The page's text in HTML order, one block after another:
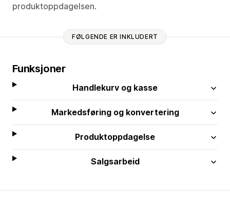
produktoppdagelsen.
FØLGENDE ER INKLUDERT
Funksjoner
Handlekurv og kasse
Markedsføring og konvertering
Produktoppdagelse
Salgsarbeid